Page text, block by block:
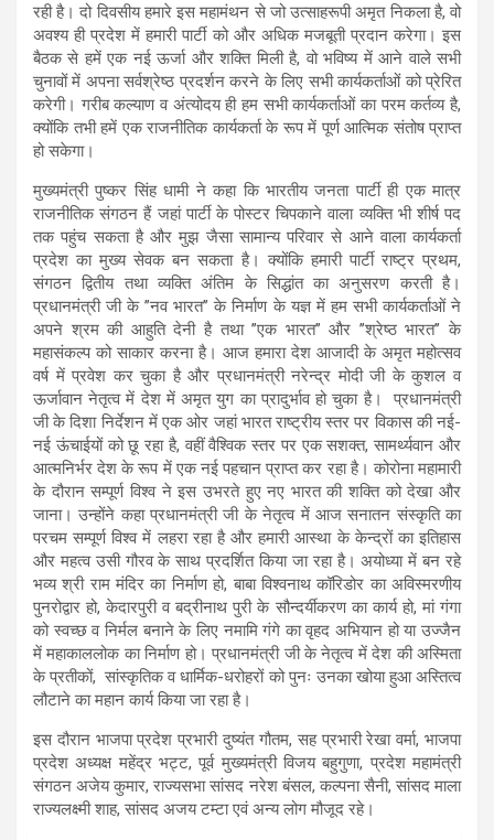
रही है। दो दिवसीय हमारे इस महामंथन से जो उत्साहरूपी अमृत निकला है, वो
अवश्य ही प्रदेश में हमारी पार्टी को और अधिक मजबूती प्रदान करेगा। इस
बैठक से हमें एक नई ऊर्जा और शक्ति मिली है, वो भविष्य में आने वाले सभी
चुनावों में अपना सर्वश्रेष्ठ प्रदर्शन करने के लिए सभी कार्यकर्ताओं को प्रेरित
करेगी। गरीब कल्याण व अंत्योदय ही हम सभी कार्यकर्ताओं का परम कर्तव्य है,
क्योंकि तभी हमें एक राजनीतिक कार्यकर्ता के रूप में पूर्ण आत्मिक संतोष प्राप्त
हो सकेगा।
मुख्यमंत्री पुष्कर सिंह धामी ने कहा कि भारतीय जनता पार्टी ही एक मात्र
राजनीतिक संगठन हैं जहां पार्टी के पोस्टर चिपकाने वाला व्यक्ति भी शीर्ष पद
तक पहुंच सकता है और मुझ जैसा सामान्य परिवार से आने वाला कार्यकर्ता
प्रदेश का मुख्य सेवक बन सकता है। क्योंकि हमारी पार्टी राष्ट्र प्रथम,
संगठन द्वितीय तथा व्यक्ति अंतिम के सिद्धांत का अनुसरण करती है।
प्रधानमंत्री जी के ’’नव भारत’’ के निर्माण के यज्ञ में हम सभी कार्यकर्ताओं ने
अपने श्रम की आहुति देनी है तथा ’’एक भारत’’ और ’’श्रेष्ठ भारत’’ के
महासंकल्प को साकार करना है। आज हमारा देश आजादी के अमृत महोत्सव
वर्ष में प्रवेश कर चुका है और प्रधानमंत्री नरेन्द्र मोदी जी के कुशल व
ऊर्जावान नेतृत्व में देश में अमृत युग का प्रादुर्भाव हो चुका है। प्रधानमंत्री
जी के दिशा निर्देशन में एक ओर जहां भारत राष्ट्रीय स्तर पर विकास की नई-
नई ऊंचाईयों को छू रहा है, वहीं वैश्विक स्तर पर एक सशक्त, सामर्थ्यवान और
आत्मनिर्भर देश के रूप में एक नई पहचान प्राप्त कर रहा है। कोरोना महामारी
के दौरान सम्पूर्ण विश्व ने इस उभरते हुए नए भारत की शक्ति को देखा और
जाना। उन्होंने कहा प्रधानमंत्री जी के नेतृत्व में आज सनातन संस्कृति का
परचम सम्पूर्ण विश्व में लहरा रहा है और हमारी आस्था के केन्द्रों का इतिहास
और महत्व उसी गौरव के साथ प्रदर्शित किया जा रहा है। अयोध्या में बन रहे
भव्य श्री राम मंदिर का निर्माण हो, बाबा विश्वनाथ कॉरिडोर का अविस्मरणीय
पुनरोद्वार हो, केदारपुरी व बद्रीनाथ पुरी के सौन्दर्यीकरण का कार्य हो, मां गंगा
को स्वच्छ व निर्मल बनाने के लिए नमामि गंगे का वृहद अभियान हो या उज्जैन
में महाकाललोक का निर्माण हो। प्रधानमंत्री जी के नेतृत्व में देश की अस्मिता
के प्रतीकों, सांस्कृतिक व धार्मिक-धरोहरों को पुनः उनका खोया हुआ अस्तित्व
लौटाने का महान कार्य किया जा रहा है।
इस दौरान भाजपा प्रदेश प्रभारी दुष्यंत गौतम, सह प्रभारी रेखा वर्मा, भाजपा
प्रदेश अध्यक्ष महेंद्र भट्ट, पूर्व मुख्यमंत्री विजय बहुगुणा, प्रदेश महामंत्री
संगठन अजेय कुमार, राज्यसभा सांसद नरेश बंसल, कल्पना सैनी, सांसद माला
राज्यलक्ष्मी शाह, सांसद अजय टम्टा एवं अन्य लोग मौजूद रहे।